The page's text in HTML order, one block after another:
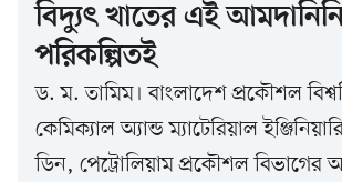
বিদ্যুৎ খাতের এই
পরিকল্পিতই
ড. ম. তামিম। বাংলাদেশ প্রকৌশল
কেমিক্যাল অ্যান্ড ম্যাটেরিয়াল
ডিন, পেট্রোলিয়াম প্রকৌশল বিভাগের